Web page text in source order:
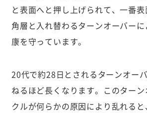
と表面へと押し上げられて、一番
角層と入れ替わるターンオーバー
康を守っています。
20代で約28日とされるターンオー
ねるほど長くなります。このター
クルが何らかの原因により乱れる